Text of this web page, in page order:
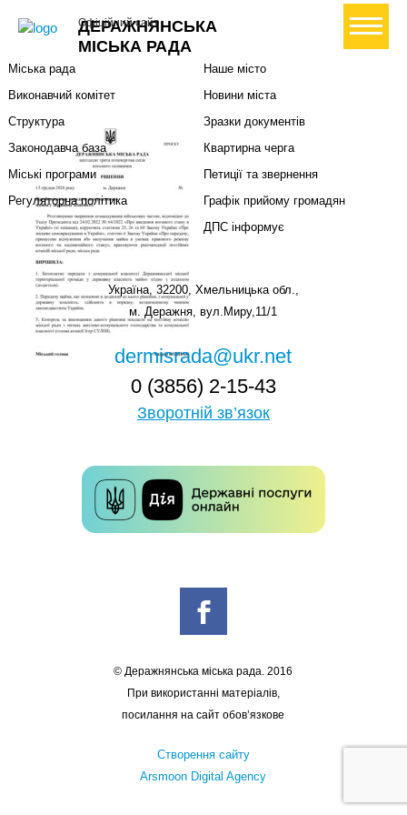
ДЕРАЖНЯНСЬКА
МІСЬКА РАДА
Офіційний сайт+ Створити петицію
Міський голова
Міська рада
Виконавчий комітет
Структура
Законодавча база
Міські програми
Регуляторна політика
Наше місто
Новини міста
Зразки документів
Квартирна черга
Петиції та звернення
Графік прийому громадян
ДПС інформує
Україна, 32200, Хмельницька обл.,
м. Деражня, вул.Миру,11/1
dermisrada@ukr.net
0 (3856) 2-15-43
Зворотній зв’язок
© Деражнянська міська рада. 2016
При використанні матеріалів,
посилання на сайт обов’язкове
Створення сайту
Arsmoon Digital Agency